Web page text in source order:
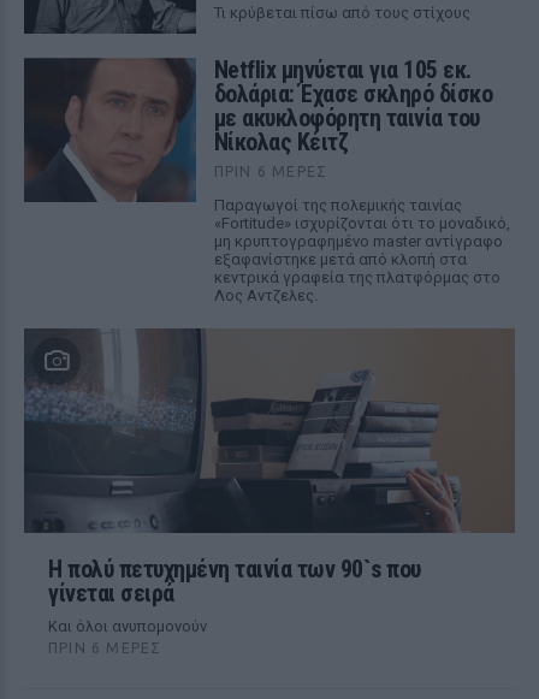
Τι κρύβεται πίσω από τους στίχους
Netflix μηνύεται για 105 εκ.
δολάρια: Έχασε σκληρό δίσκο
με ακυκλοφόρητη ταινία του
Νίκολας Κέιτζ
ΠΡΙΝ 6 ΜΈΡΕΣ
Παραγωγοί της πολεμικής ταινίας
«Fortitude» ισχυρίζονται ότι το μοναδικό,
μη κρυπτογραφημένο master αντίγραφο
εξαφανίστηκε μετά από κλοπή στα
κεντρικά γραφεία της πλατφόρμας στο
Λος Αντζελες.
Η πολύ πετυχημένη ταινία των 90`s που
γίνεται σειρά
Και όλοι ανυπομονούν
ΠΡΙΝ 6 ΜΈΡΕΣ